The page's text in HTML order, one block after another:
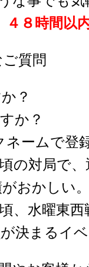
４８時間以
質問
？
か？
ネームで登
の対局で
おかしい
、水曜東
決まるイ